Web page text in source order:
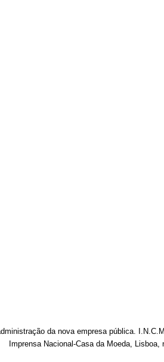
da nova empresa pública.
Imprensa Nacional‑Casa da Moeda,